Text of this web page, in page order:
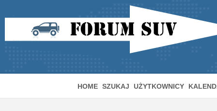
HOME SZUKAJ UŻYTKOWNICY